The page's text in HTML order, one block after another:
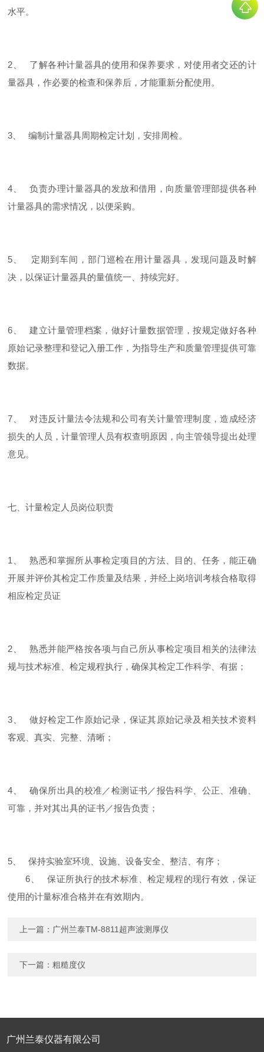
水平。
2、 了解各种计量器具的使用和保养要求，对使用者交还的计
量器具，作必要的检查和保养后，才能重新分配使用。
3、 编制计量器具周期检定计划，安排周检。
4、 负责办理计量器具的发放和借用，向质量管理部提供各种
计量器具的需求情况，以便采购。
5、 定期到车间，部门巡检在用计量器具，发现问题及时解
决，以保证计量器具的量值统一、持续完好。
6、 建立计量管理档案，做好计量数据管理，按规定做好各种
原始记录整理和登记入册工作，为指导生产和质量管理提供可靠
数据。
7、 对违反计量法令法规和公司有关计量管理制度，造成经济
损失的人员，计量管理人员有权查明原因，向主管领导提出处理
意见。
七、计量检定人员岗位职责
1、 熟悉和掌握所从事检定项目的方法、目的、任务，能正确
开展并评价其检定工作质量及结果，并经上岗培训考核合格取得
相应检定员证
2、 熟悉并能严格按各项与自己所从事检定项目相关的法律法
规与技术标准、检定规程执行，确保其检定工作科学、有据；
3、 做好检定工作原始记录，保证其原始记录及相关技术资料
客观、真实、完整、清晰；
4、 确保所出具的校准／检测证书／报告科学、公正、准确、
可靠，并对其出具的证书／报告负责；
5、 保持实验室环境、设施、设备安全、整洁、有序；
6、 保证所执行的技术标准、检定规程的现行有效，保证
使用的计量标准合格并在有效期内。
上一篇： 广州兰泰TM-8811超声波测厚仪
下一篇：粗糙度仪
广州兰泰仪器有限公司